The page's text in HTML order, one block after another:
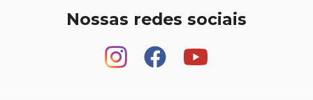
Nossas redes sociais